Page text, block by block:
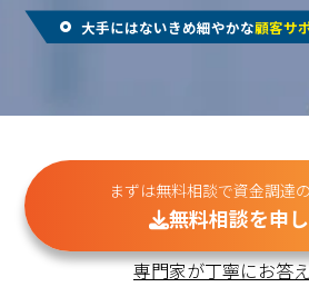
大手にはないきめ細やかな顧客サ
まずは無料相談で資金調達
無料相談を申
専門家が丁寧にお答